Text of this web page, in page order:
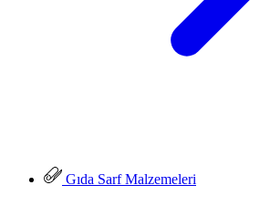
Gıda Sarf Malzemeleri